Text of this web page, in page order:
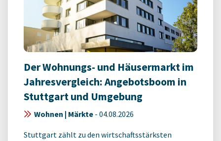
Der Wohnungs- und Häusermarkt im
Jahresvergleich: Angebotsboom in
Stuttgart und Umgebung
Wohnen | Märkte - 04.08.2026
Stuttgart zählt zu den wirtschaftsstärksten